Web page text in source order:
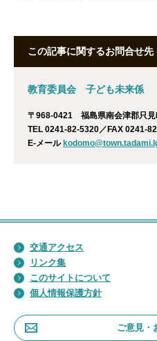
この記事に関するお問合せ先
教育委員会 子ども未来係
〒968-0421 福島県南会津郡只見
TEL 0241-82-5320／FAX 0241-
E-メール
交通アクセス
リンク集
このサイトについて
個人情報保護方針
ご意見・